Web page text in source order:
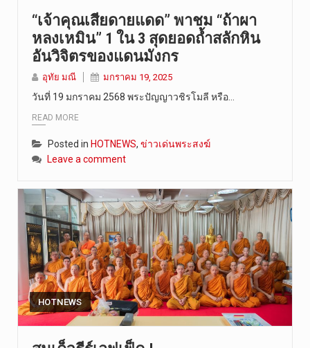
“เจ้าคุณเสียดายแดด” พาชม “ถ้าผา
หลงเหมิน” 1 ใน 3 สุดยอดถ้ำสลักหิน
อันวิจิตรของแดนมังกร
อุทัย มณี มกราคม 19, 2025
วันที่ 19 มกราคม 2568 พระปัญญาวชิรโมลี หรือ…
READ MORE
Posted in HOTNEWS, ข่าวเด่นพระสงฆ์
Leave a comment
HOTNEWS